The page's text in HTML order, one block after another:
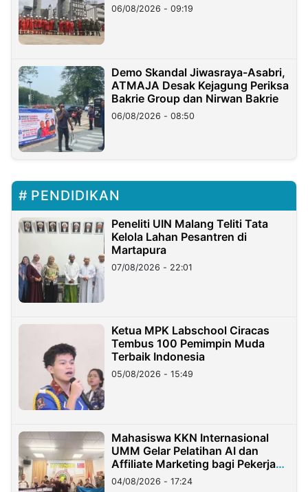
06/08/2026 - 09:19
Demo Skandal Jiwasraya-Asabri,
ATMAJA Desak Kejagung Periksa
Bakrie Group dan Nirwan Bakrie
06/08/2026 - 08:50
PENDIDIKAN
Peneliti UIN Malang Teliti Tata
Kelola Lahan Pesantren di
Martapura
07/08/2026 - 22:01
Ketua MPK Labschool Ciracas
Tembus 100 Pemimpin Muda
Terbaik Indonesia
05/08/2026 - 15:49
Mahasiswa KKN Internasional
UMM Gelar Pelatihan AI dan
Affiliate Marketing bagi Pekerja
Migran Indonesia di Taiwan
04/08/2026 - 17:24